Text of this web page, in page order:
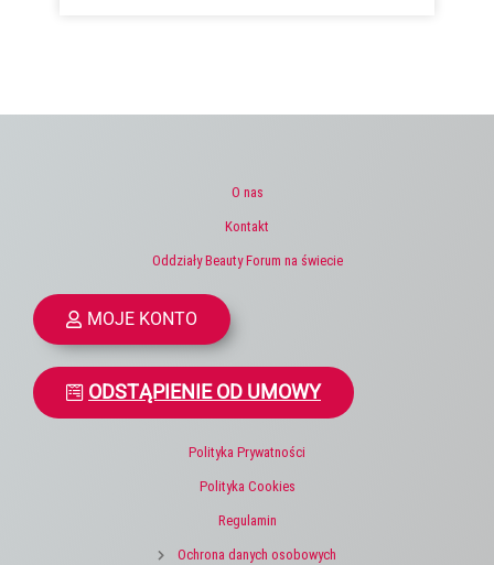
O nas
Kontakt
Oddziały Beauty Forum na świecie
MOJE KONTO
ODSTĄPIENIE OD UMOWY
Polityka Prywatności
Polityka Cookies
Regulamin
Ochrona danych osobowych